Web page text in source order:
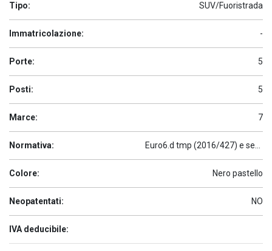
Tipo: SUV/Fuoristrada
Immatricolazione: -
Porte: 5
Posti: 5
Marce: 7
Normativa:
Colore: Nero pastello
Neopatentati: NO
IVA deducibile: